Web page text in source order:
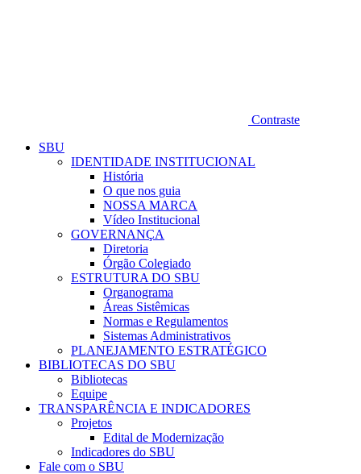
Contraste
SBU
IDENTIDADE INSTITUCIONAL
História
O que nos guia
NOSSA MARCA
Vídeo Institucional
GOVERNANÇA
Diretoria
Órgão Colegiado
ESTRUTURA DO SBU
Organograma
Áreas Sistêmicas
Normas e Regulamentos
Sistemas Administrativos
PLANEJAMENTO ESTRATÉGICO
BIBLIOTECAS DO SBU
Bibliotecas
Equipe
TRANSPARÊNCIA E INDICADORES
Projetos
Edital de Modernização
Indicadores do SBU
Fale com o SBU